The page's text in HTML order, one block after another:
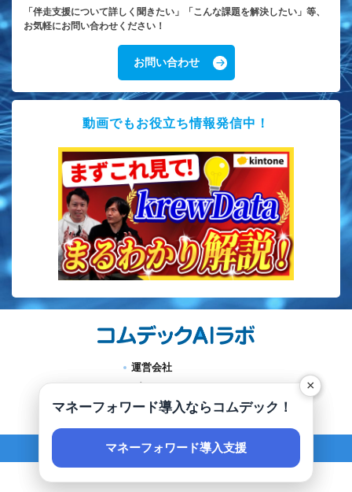
「伴走支援について詳しく聞きたい」「こんな課題を解決したい」等、
お気軽にお問い合わせください！
お問い合わせ
動画でもお役立ち情報発信中！
運営会社
コムデックラボとは
©2026 コムデックAIラボ. All Rights Reserved.
×
KING OF TIME導入ならコムデック！
KING OF TIME 導入支援
×
マネーフォワード導入ならコムデック！
マネーフォワード導入支援